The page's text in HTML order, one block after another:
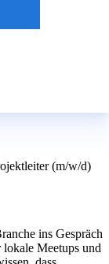
(m/w/d)
ins Gespräch
Meetups und